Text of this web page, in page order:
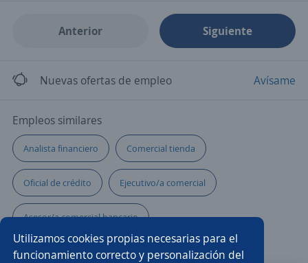
Utilizamos cookies propias necesarias para el
funcionamiento correcto y personalización del
Anterior Siguiente
Nuevas ofertas de empleo Avísame
Empleos similares
Analista financiero Comercial tienda
Oficial de crédito Ejecutivo/a comercial
Asesor/a comercial bancario
Asesor/a comercial de libranza Analista de cartera